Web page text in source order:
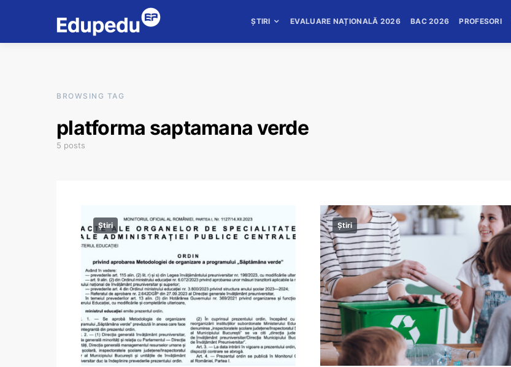
ȘTIRI EVALUARE NAȚIONALĂ 2026 BAC 2026 PROFESORI
BROWSING TAG
platforma saptamana verde
5 posts
Știri Știri